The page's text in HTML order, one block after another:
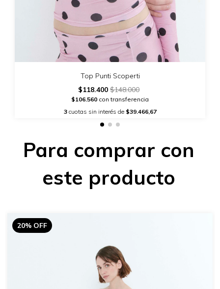
Top Punti Scoperti
$118.400 $148.000
$106.560 con transferencia
3cuotas sin interés de $39.466,67
Para comprar con
este producto
20% OFF